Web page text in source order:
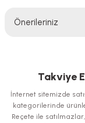
Önerileriniz
iletebilirsiniz.
Görüş ve önerileriniz
Ürün resmi
Takviye
İnternet sitemizde
kategorilerinde
Reçete ile